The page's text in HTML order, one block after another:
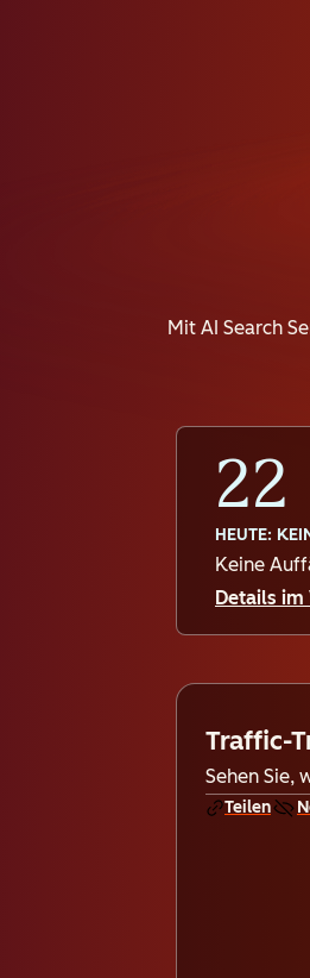
Mit AI Search
22
HEUTE:
Keine
Details
Traffic-
Sehen Sie,
Teilen